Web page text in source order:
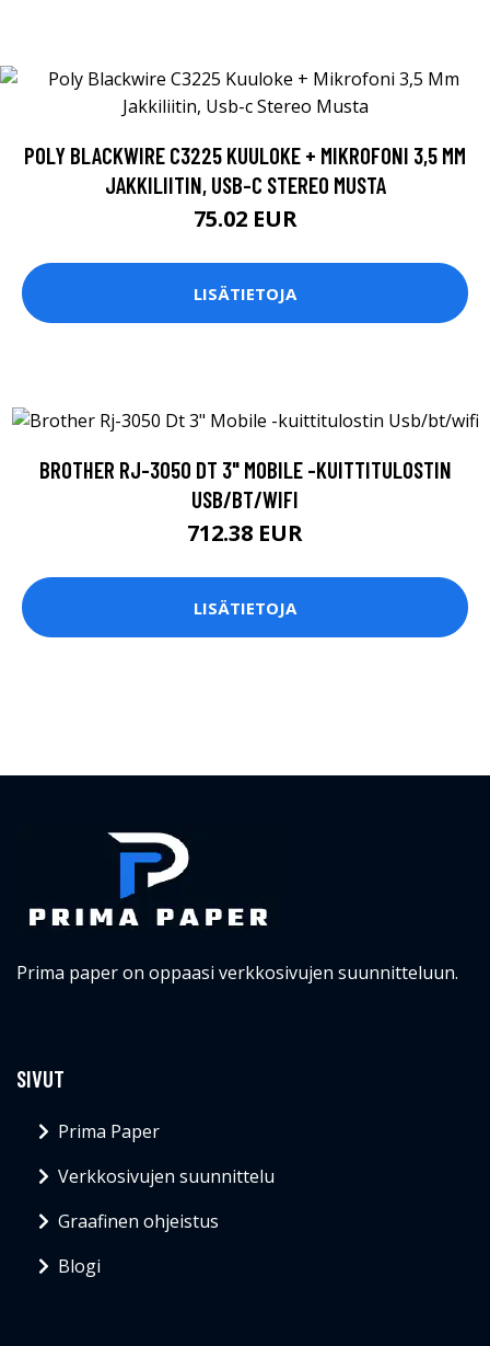
POLY BLACKWIRE C3225 KUULOKE + MIKROFONI 3,5 MM
JAKKILIITIN, USB-C STEREO MUSTA
75.02 EUR
LISÄTIETOJA
BROTHER RJ-3050 DT 3" MOBILE -KUITTITULOSTIN
USB/BT/WIFI
712.38 EUR
LISÄTIETOJA
Prima paper on oppaasi verkkosivujen suunnitteluun.
SIVUT
Prima Paper
Verkkosivujen suunnittelu
Graafinen ohjeistus
Blogi